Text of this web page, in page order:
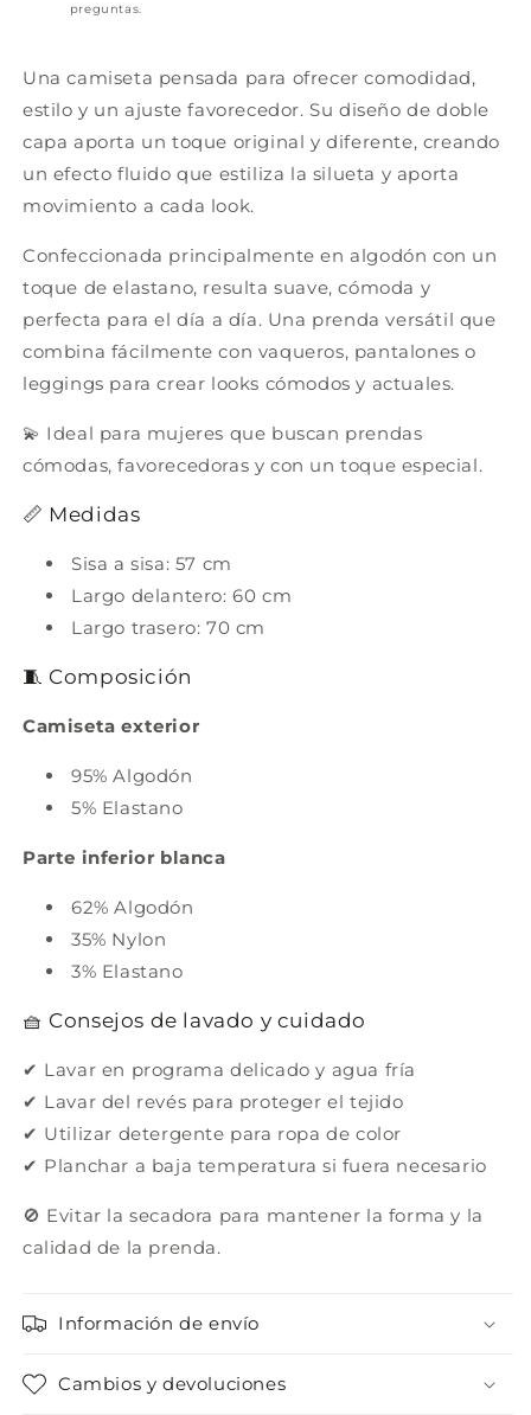
preguntas.
Una camiseta pensada para ofrecer comodidad,
estilo y un ajuste favorecedor. Su diseño de doble
capa aporta un toque original y diferente, creando
un efecto fluido que estiliza la silueta y aporta
movimiento a cada look.
Confeccionada principalmente en algodón con un
toque de elastano, resulta suave, cómoda y
perfecta para el día a día. Una prenda versátil que
combina fácilmente con vaqueros, pantalones o
leggings para crear looks cómodos y actuales.
💫 Ideal para mujeres que buscan prendas
cómodas, favorecedoras y con un toque especial.
📏 Medidas
Sisa a sisa: 57 cm
Largo delantero: 60 cm
Largo trasero: 70 cm
🧵 Composición
Camiseta exterior
95% Algodón
5% Elastano
Parte inferior blanca
62% Algodón
35% Nylon
3% Elastano
🧺 Consejos de lavado y cuidado
✔ Lavar en programa delicado y agua fría
✔ Lavar del revés para proteger el tejido
✔ Utilizar detergente para ropa de color
✔ Planchar a baja temperatura si fuera necesario
🚫 Evitar la secadora para mantener la forma y la
calidad de la prenda.
Información de envío
Cambios y devoluciones